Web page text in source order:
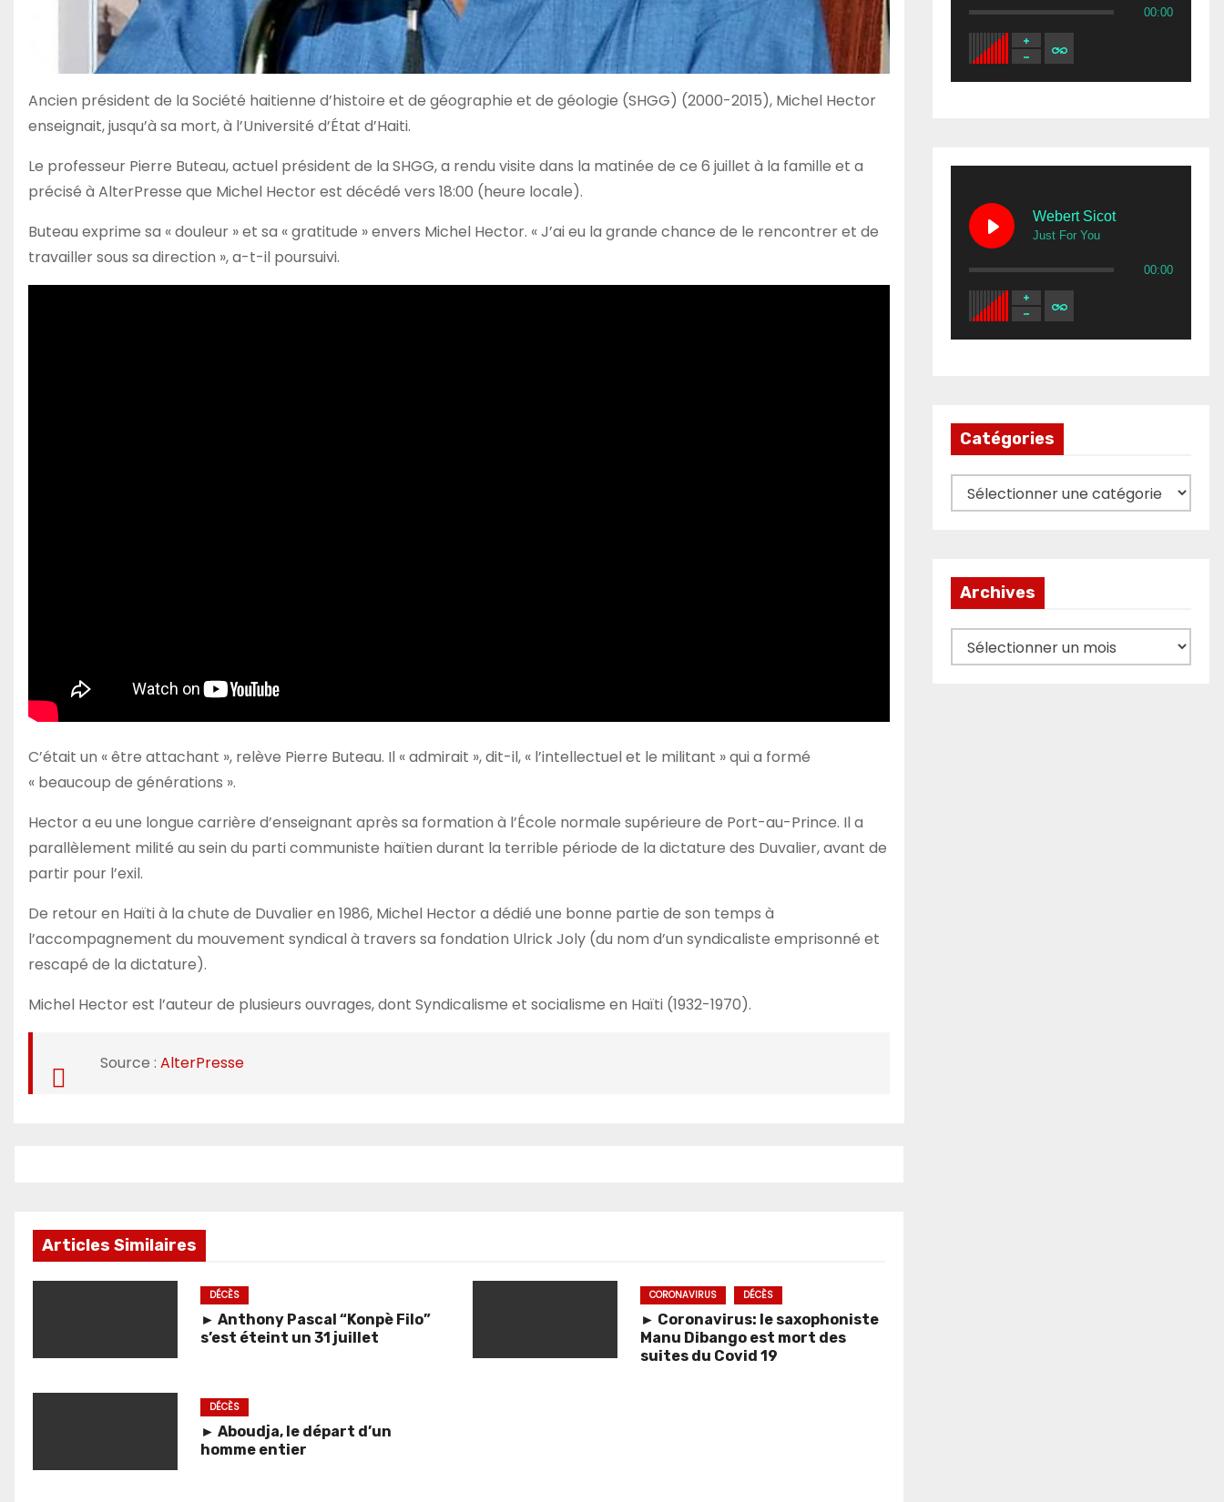
Ancien président de la Société haitienne d’histoire et de géographie et de géologie (SHGG) (2000-2015), Michel Hector
enseignait, jusqu’à sa mort, à l’Université d’État d’Haiti.
Le professeur Pierre Buteau, actuel président de la SHGG, a rendu visite dans la matinée de ce 6 juillet à la famille et a
précisé à AlterPresse que Michel Hector est décédé vers 18:00 (heure locale).
Buteau exprime sa « douleur » et sa « gratitude » envers Michel Hector. « J’ai eu la grande chance de le rencontrer et de
travailler sous sa direction », a-t-il poursuivi.
C’était un « être attachant », relève Pierre Buteau. Il « admirait », dit-il, « l’intellectuel et le militant » qui a formé
« beaucoup de générations ».
Hector a eu une longue carrière d’enseignant après sa formation à l’École normale supérieure de Port-au-Prince. Il a
parallèlement milité au sein du parti communiste haïtien durant la terrible période de la dictature des Duvalier, avant de
partir pour l’exil.
De retour en Haïti à la chute de Duvalier en 1986, Michel Hector a dédié une bonne partie de son temps à
l’accompagnement du mouvement syndical à travers sa fondation Ulrick Joly (du nom d’un syndicaliste emprisonné et
rescapé de la dictature).
Michel Hector est l’auteur de plusieurs ouvrages, dont Syndicalisme et socialisme en Haïti (1932-1970).
Source : AlterPresse
Articles Similaires
DÉCÈS
► Anthony Pascal “Konpè Filo”
s’est éteint un 31 juillet
CORONAVIRUS DÉCÈS
► Coronavirus: le saxophoniste
Manu Dibango est mort des
suites du Covid 19
DÉCÈS
► Aboudja, le départ d’un
homme entier
00:00
Webert Sicot
Just For You
00:00
Catégories
Catégories
Archives
Archives